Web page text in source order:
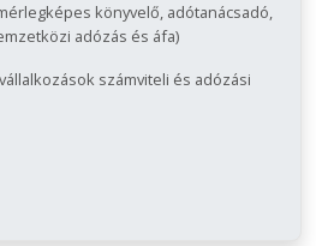
könyvelő, adótanácsadó,
adózás és áfa)
számviteli és adózási